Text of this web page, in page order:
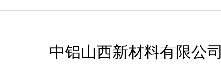
中铝山西新材料有限公